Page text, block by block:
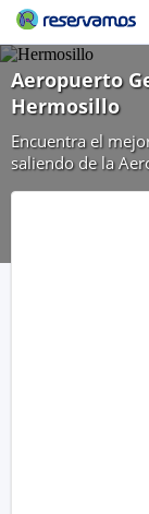
Aeropuerto
Hermosillo
Encuentra el
saliendo de la